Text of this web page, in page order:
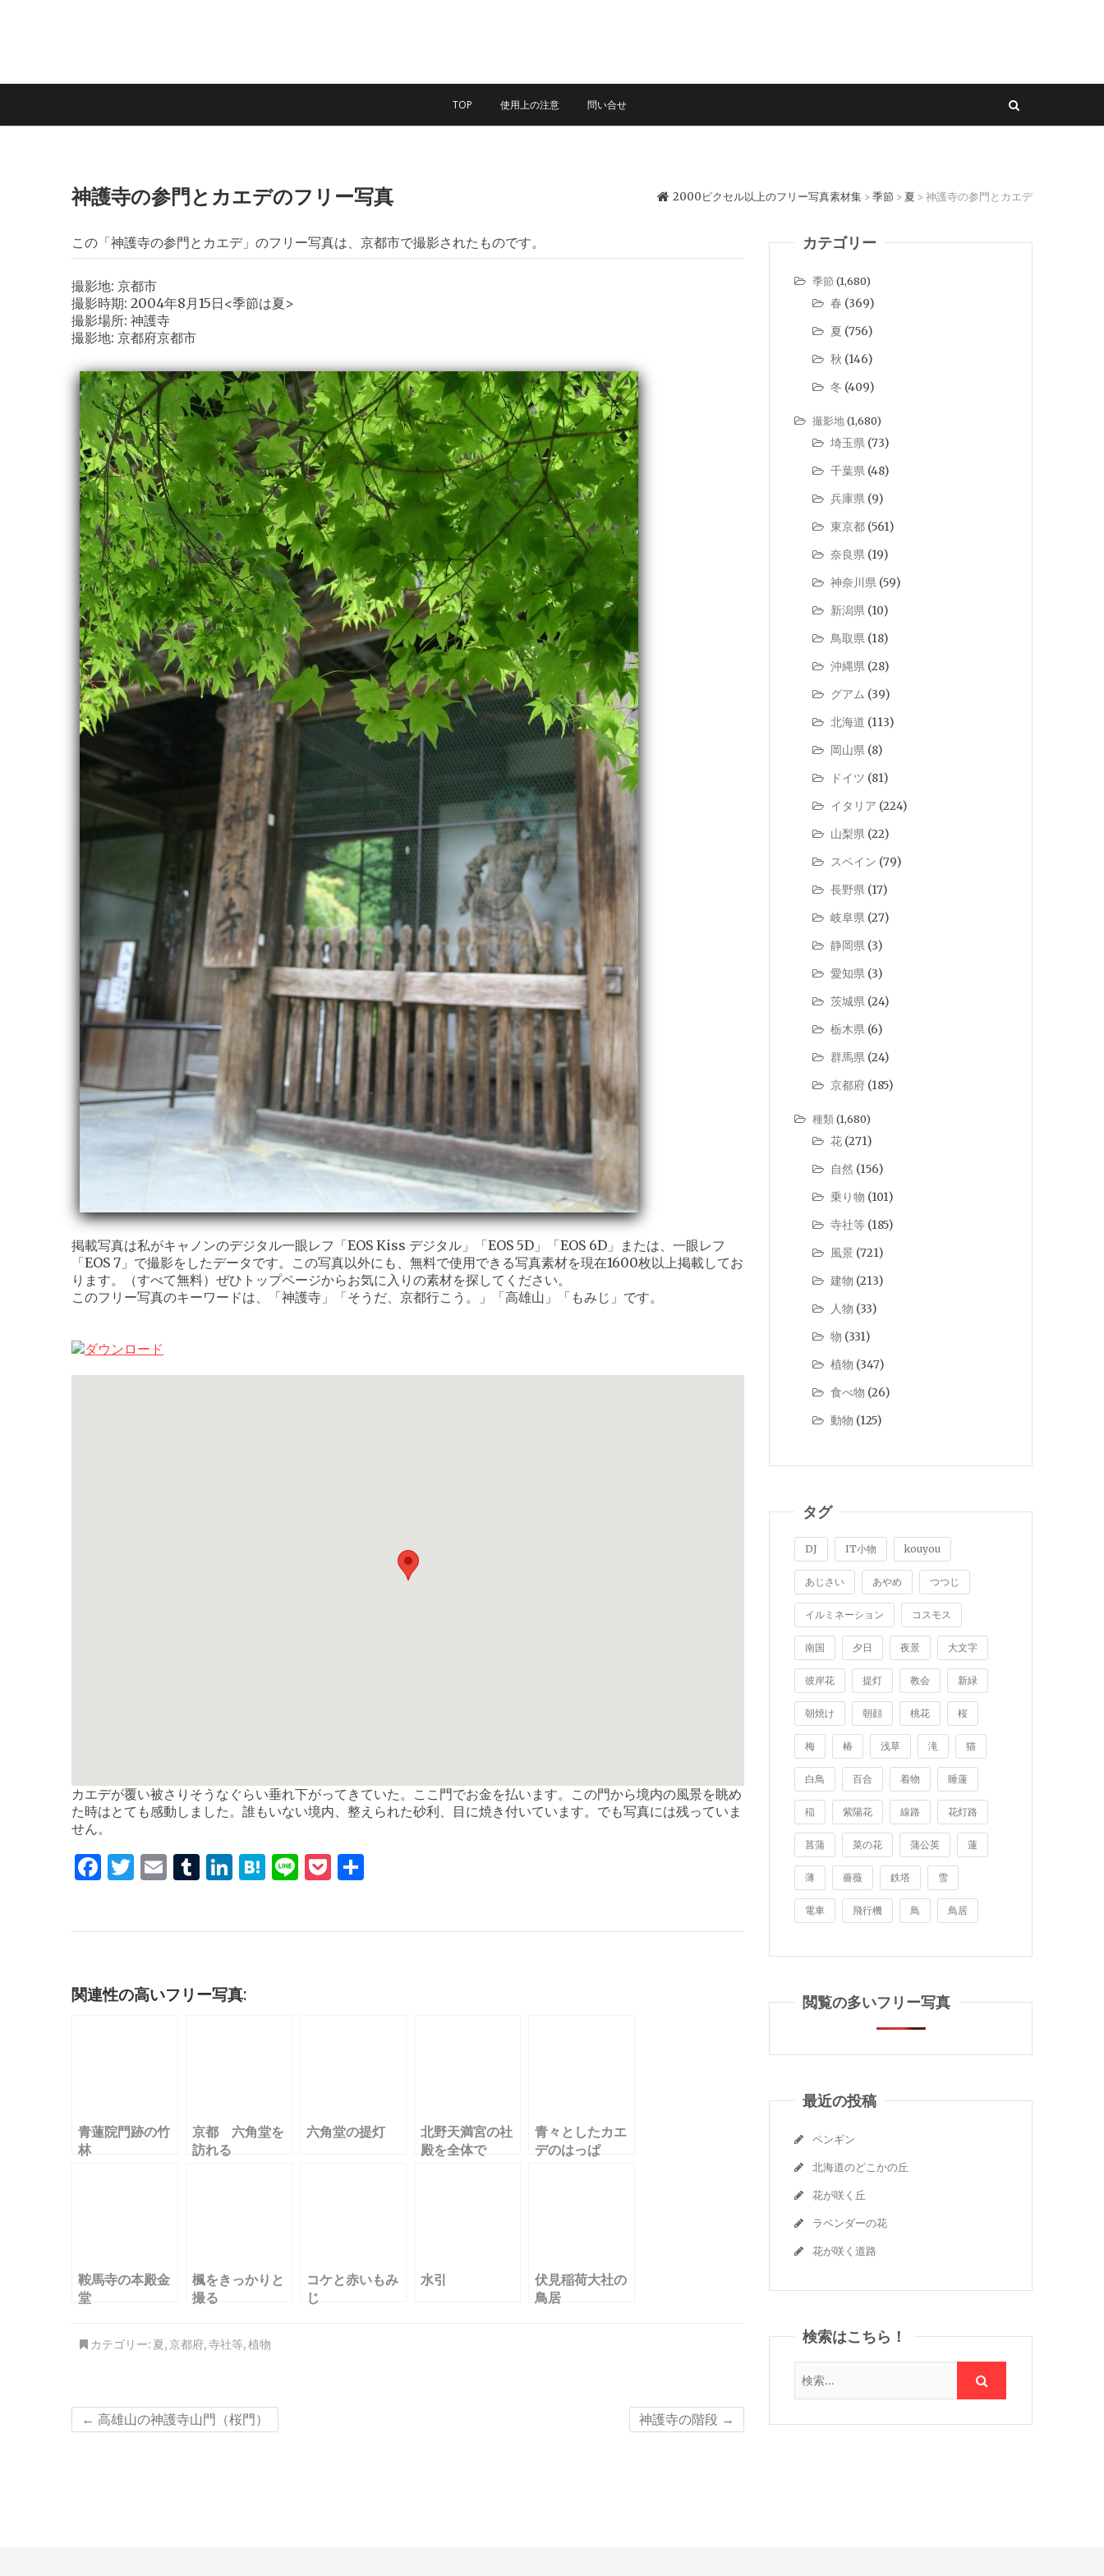
TOP 使用上の注意 問い合せ
神護寺の参門とカエデのフリー写真 2000ピクセル以上のフリー写真素材集 > 季節 > 夏 > 神護寺の参門とカエデ
この「神護寺の参門とカエデ」のフリー写真は、京都市で撮影されたものです。
撮影地: 京都市
撮影時期: 2004年8月15日<季節は夏>
撮影場所: 神護寺
撮影地: 京都府京都市
掲載写真は私がキャノンのデジタル一眼レフ「EOS Kiss デジタル」「EOS 5D」「EOS 6D」または、一眼レフ
「EOS 7」で撮影をしたデータです。この写真以外にも、無料で使用できる写真素材を現在1600枚以上掲載してお
ります。（すべて無料）ぜひトップページからお気に入りの素材を探してください。
このフリー写真のキーワードは、「神護寺」「そうだ、京都行こう。」「高雄山」「もみじ」です。
カエデが覆い被さりそうなぐらい垂れ下がってきていた。ここ門でお金を払います。この門から境内の風景を眺め
た時はとても感動しました。誰もいない境内、整えられた砂利、目に焼き付いています。でも写真には残っていま
せん。
F
o
T E T Li
n
H Li P
関連性の高いフリー写真:
青蓮院門跡の竹
林
京都 六角堂を
訪れる
六角堂の提灯
北野天満宮の社
殿を全体で
青々としたカエ
デのはっぱ
鞍馬寺の本殿金
堂
楓をきっかりと
撮る
コケと赤いもみ
じ
水引
伏見稲荷大社の
鳥居
カテゴリー: 夏, 京都府,寺社等,植物
← 高雄山の神護寺山門（桜門） 神護寺の階段 →
カテゴリー
季節 (1,680)
春 (369)
夏 (756)
秋 (146)
冬 (409)
撮影地(1,680)
埼玉県 (73)
千葉県 (48)
兵庫県 (9)
東京都 (561)
奈良県 (19)
神奈川県 (59)
新潟県 (10)
鳥取県 (18)
沖縄県 (28)
グアム (39)
北海道 (113)
岡山県 (8)
ドイツ (81)
イタリア (224)
山梨県 (22)
スペイン (79)
長野県 (17)
岐阜県 (27)
静岡県 (3)
愛知県 (3)
茨城県 (24)
栃木県 (6)
群馬県 (24)
京都府 (185)
種類(1,680)
花 (271)
自然 (156)
乗り物 (101)
寺社等 (185)
風景 (721)
建物 (213)
人物 (33)
物 (331)
植物 (347)
食べ物 (26)
動物 (125)
タグ
DJ IT小物 kouyou
あじさい あやめ つつじ
イルミネーション コスモス
南国 夕日 夜景 大文字
彼岸花 提灯 教会 新緑
朝焼け 朝顔 桃花 桜
梅 椿 浅草 滝 猫
白鳥 百合 着物 睡蓮
稲 紫陽花 線路 花灯路
菖蒲 菜の花 蒲公英 蓮
薄 薔薇 鉄塔 雪
電車 飛行機 鳥 鳥居
閲覧の多いフリー写真
最近の投稿
ペンギン
北海道のどこかの丘
花が咲く丘
ラベンダーの花
花が咲く道路
検索はこちら！